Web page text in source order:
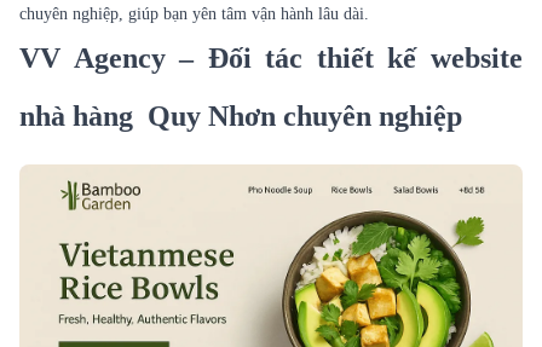
chuyên nghiệp, giúp bạn yên tâm vận hành lâu dài.
VV Agency – Đối tác thiết kế website
nhà hàng Quy Nhơn chuyên nghiệp